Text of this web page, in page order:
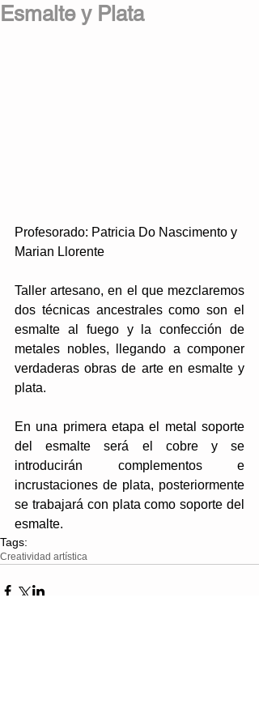
Esmalte y Plata
Profesorado: Patricia Do Nascimento y
Marian Llorente
Taller artesano, en el que mezclaremos
dos técnicas ancestrales como son el
esmalte al fuego y la confección de
metales nobles, llegando a componer
verdaderas obras de arte en esmalte y
plata.
En una primera etapa el metal soporte
del esmalte será el cobre y se
introducirán complementos e
incrustaciones de plata, posteriormente
se trabajará con plata como soporte del
esmalte.
Tags:
Creatividad artística